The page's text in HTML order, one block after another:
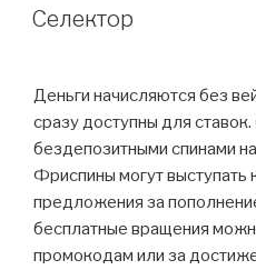
EL
Селектор
Деньги начисляются без
сразу доступны для
бездепозитными спинами
Фриспины могут выступать
предложения за
бесплатные вращения
промокодам или за